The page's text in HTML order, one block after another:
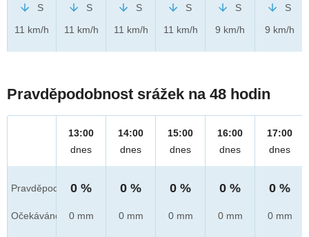
S
11 km/h
S
11 km/h
S
11 km/h
S
11 km/h
S
9 km/h
S
9 km/h
Pravděpodobnost srážek na 48 hodin
Pravděpod.
Očekáváno
13:00
dnes
0 %
0 mm
14:00
dnes
0 %
0 mm
15:00
dnes
0 %
0 mm
16:00
dnes
0 %
0 mm
17:00
dnes
0 %
0 mm